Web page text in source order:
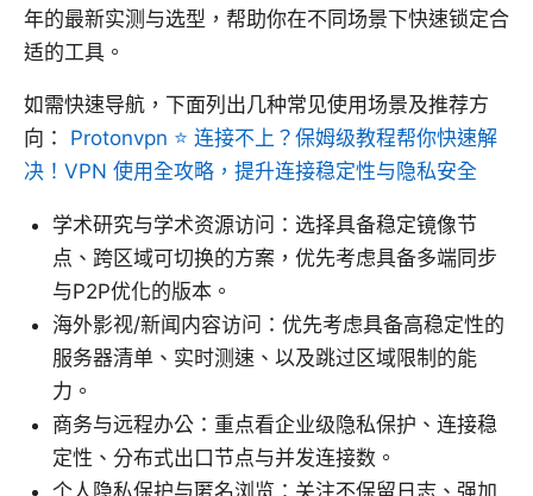
年的最新实测与选型，帮助你在不同场景下快速锁定合
适的工具。
如需快速导航，下面列出几种常见使用场景及推荐方
向： Protonvpn ⭐ 连接不上？保姆级教程帮你快速解
决！VPN 使用全攻略，提升连接稳定性与隐私安全
学术研究与学术资源访问：选择具备稳定镜像节
点、跨区域可切换的方案，优先考虑具备多端同步
与P2P优化的版本。
海外影视/新闻内容访问：优先考虑具备高稳定性的
服务器清单、实时测速、以及跳过区域限制的能
力。
商务与远程办公：重点看企业级隐私保护、连接稳
定性、分布式出口节点与并发连接数。